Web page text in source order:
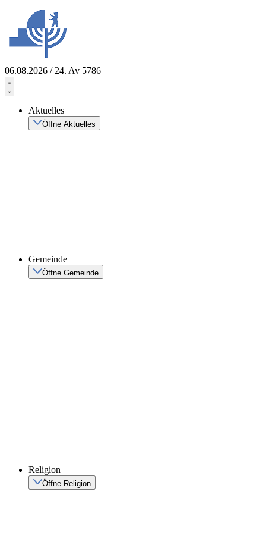
springen
06.08.2026 / 24. Av 5786
Aktuelles
Öffne Aktuelles
Gemeinde
Öffne Gemeinde
Religion
Öffne Religion